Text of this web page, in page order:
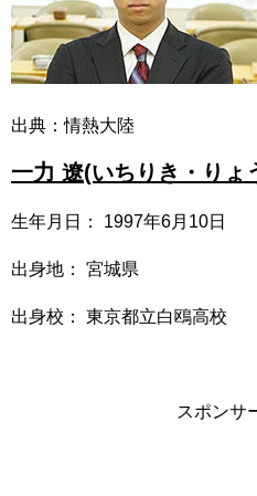
出典：情熱大陸
一力 遼(いちりき・りょ
生年月日： 1997年6月10日
出身地： 宮城県
出身校： 東京都立白鴎高校
スポンサ